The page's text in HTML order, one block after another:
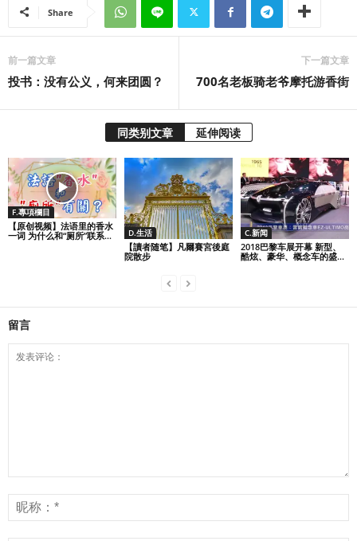
Share
前一篇文章
投书：没有公义，何来团圆？
下一篇文章
700名老板骑老爷摩托游香街
同类别文章 延伸阅读
F.專項欄目
【原创视频】法语里的香水
一词 为什么和“厕所”联系...
D.生活
【讀者随笔】凡爾賽宮後庭
院散步
C.新闻
2018巴黎车展开幕 新型、
酷炫、豪华、概念车的盛...
留言